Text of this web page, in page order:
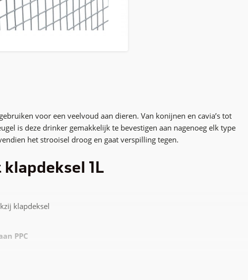
voor een veelvoud aan dieren. Van konijnen en cavia’s tot
is deze drinker gemakkelijk te bevestigen aan nagenoeg elk type
het strooisel droog en gaat verspilling tegen.
1L
klapdeksel
PPC
komen met het water, is deze drinkfles met klapdeksel erg